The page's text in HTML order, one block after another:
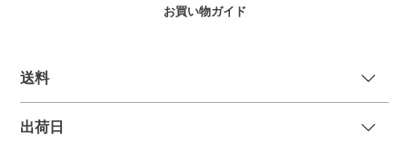
お買い物ガイド
送料
出荷日